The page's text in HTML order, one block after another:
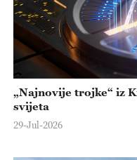
„Najnovije trojke“ iz
svijeta
29-Jul-2026